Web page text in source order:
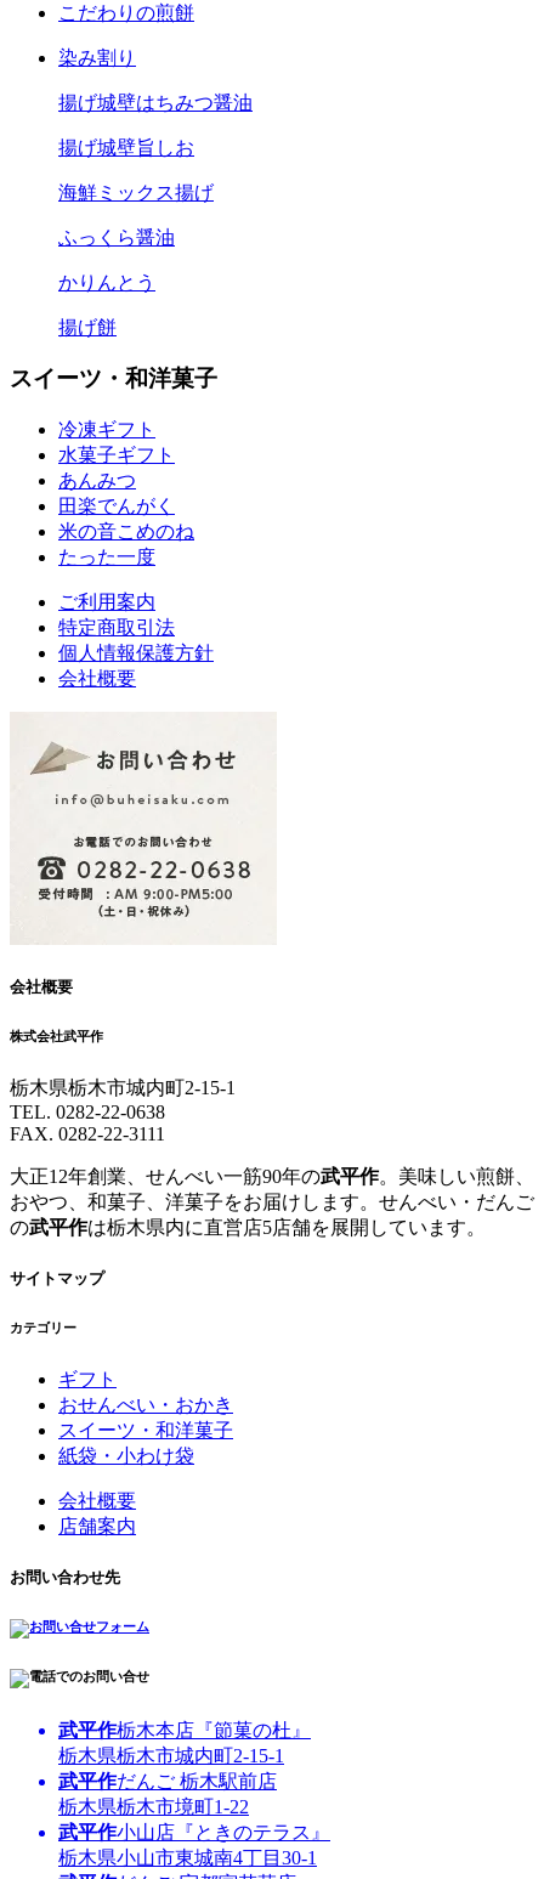
こだわりの煎餅
染み割り
揚げ城壁はちみつ醤油
揚げ城壁旨しお
海鮮ミックス揚げ
ふっくら醤油
かりんとう
揚げ餅
スイーツ・和洋菓子
冷凍ギフト
水菓子ギフト
あんみつ
田楽でんがく
米の音こめのね
たった一度
ご利用案内
特定商取引法
個人情報保護方針
会社概要
会社概要
株式会社武平作
栃木県栃木市城内町2-15-1
TEL. 0282-22-0638
FAX. 0282-22-3111
大正12年創業、せんべい一筋90年の武平作。美味しい煎餅、
おやつ、和菓子、洋菓子をお届けします。せんべい・だんご
の武平作は栃木県内に直営店5店舗を展開しています。
サイトマップ
カテゴリー
ギフト
おせんべい・おかき
スイーツ・和洋菓子
紙袋・小わけ袋
会社概要
店舗案内
お問い合わせ先
武平作栃木本店『節菓の杜』
栃木県栃木市城内町2-15-1
武平作だんご 栃木駅前店
栃木県栃木市境町1-22
武平作小山店『ときのテラス』
栃木県小山市東城南4丁目30-1